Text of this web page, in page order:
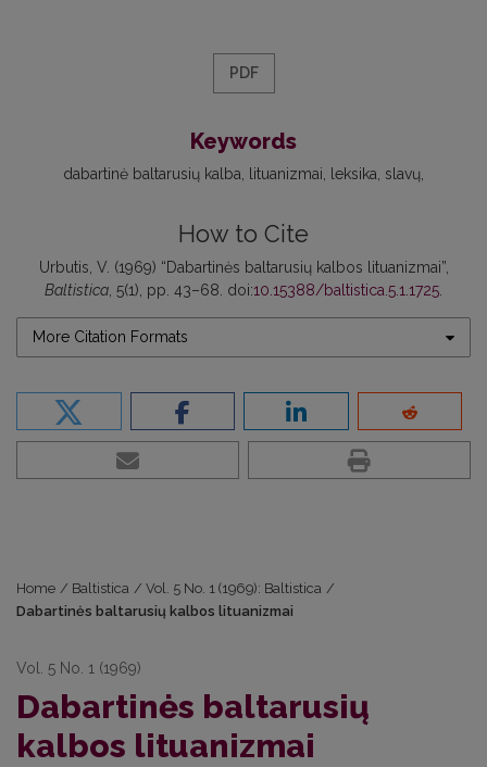
PDF
Keywords
dabartinė baltarusių kalba lituanizmai leksika slavų
How to Cite
Urbutis, V. (1969) “Dabartinės baltarusių kalbos lituanizmai”,
Baltistica, 5(1), pp. 43–68. doi:10.15388/baltistica.5.1.1725.
More Citation Formats
Home / Baltistica / Vol. 5 No. 1 (1969): Baltistica /
Dabartinės baltarusių kalbos lituanizmai
Vol. 5 No. 1 (1969)
Dabartinės baltarusių
kalbos lituanizmai